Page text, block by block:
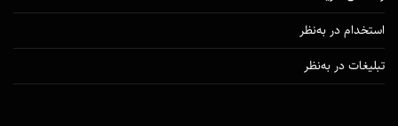
استخدام در به‌نظر
تبلیغات در به‌نظر